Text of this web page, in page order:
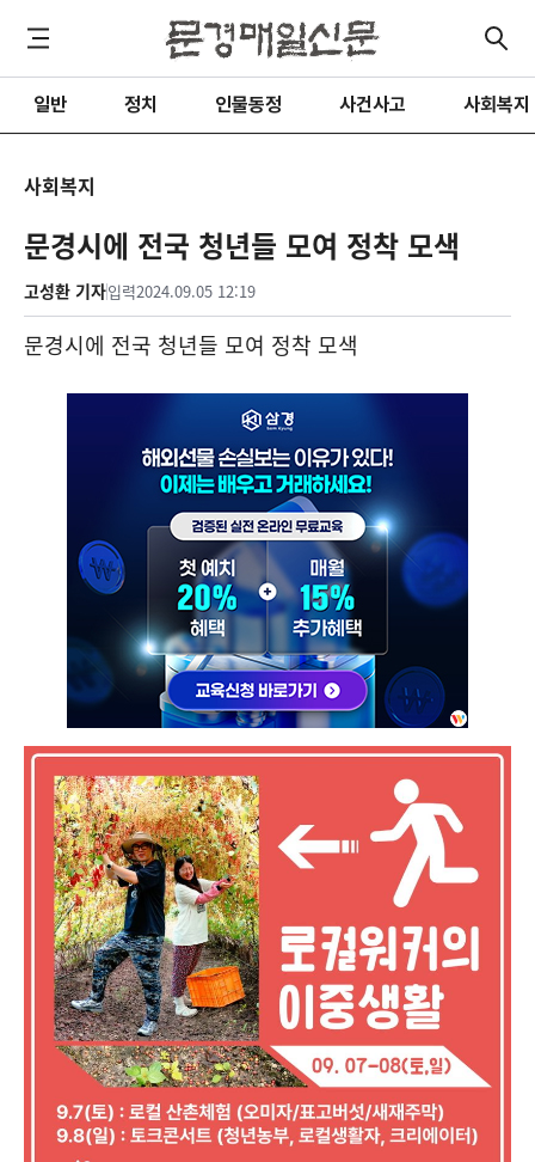
일반 정치 인물동정 사건사고 사회복지
사회복지
문경시에 전국 청년들 모여 정착 모색
고성환 기자입력2024.09.05 12:19
문경시에 전국 청년들 모여 정착 모색